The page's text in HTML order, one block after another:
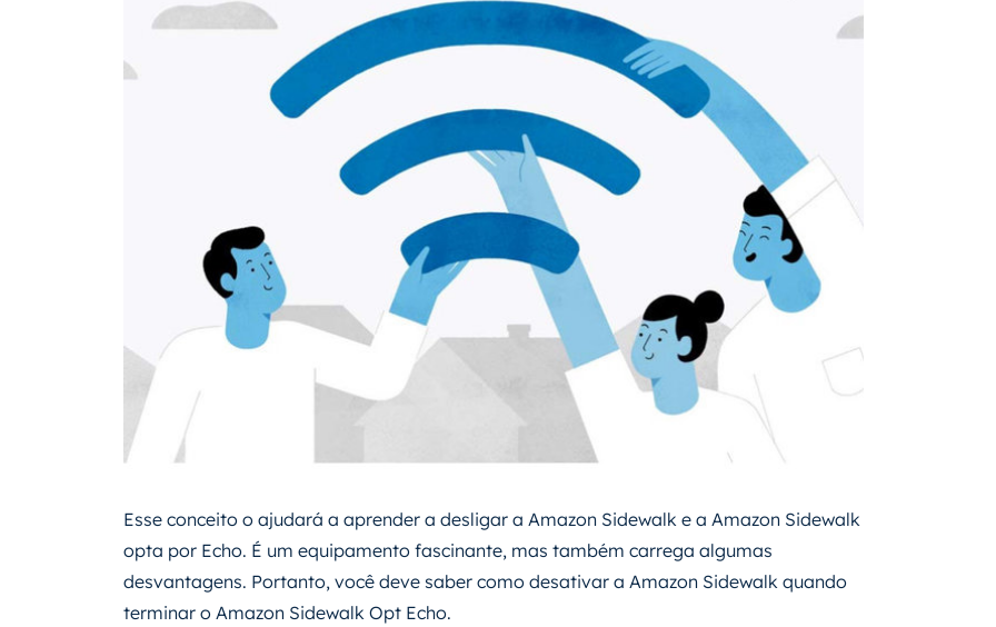
Esse conceito o ajudará a aprender a desligar a Amazon Sidewalk e a Amazon Sidewalk
opta por Echo. É um equipamento fascinante, mas também carrega algumas
desvantagens. Portanto, você deve saber como desativar a Amazon Sidewalk quando
terminar o Amazon Sidewalk Opt Echo.